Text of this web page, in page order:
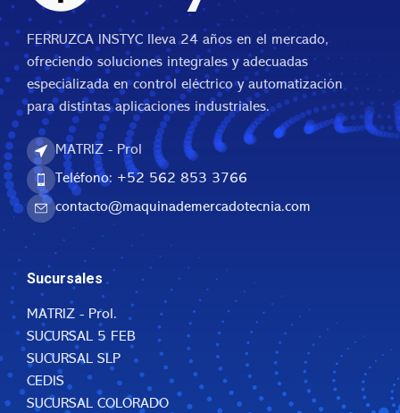
FERRUZCA INSTYC lleva 24 años en el mercado,
ofreciendo soluciones integrales y adecuadas
especializada en control eléctrico y automatización
para distintas aplicaciones industriales.
MATRIZ - Prol
Teléfono: +52 562 853 3766
contacto@maquinademercadotecnia.com
Sucursales
MATRIZ - Prol.
SUCURSAL 5 FEB
SUCURSAL SLP
CEDIS
SUCURSAL COLORADO